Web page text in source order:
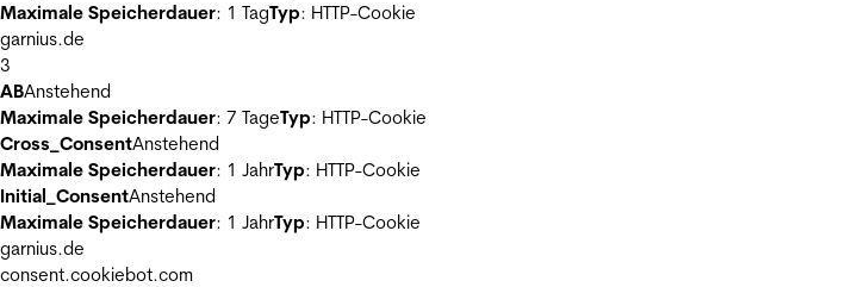
Maximale Speicherdauer: 1 TagTyp: HTTP-Cookie
garnius.de
3
ABAnstehend
Maximale Speicherdauer: 7 TageTyp: HTTP-Cookie
Cross_ConsentAnstehend
Maximale Speicherdauer: 1 JahrTyp: HTTP-Cookie
Initial_ConsentAnstehend
Maximale Speicherdauer: 1 JahrTyp: HTTP-Cookie
garnius.de
consent.cookiebot.com